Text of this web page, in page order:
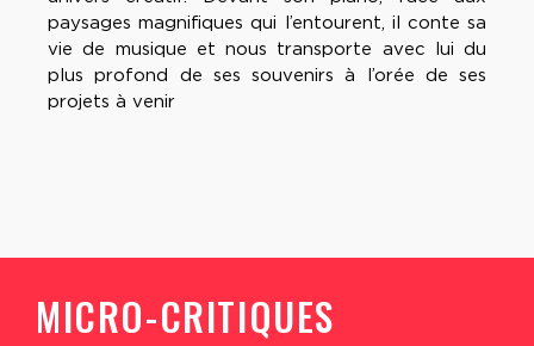
paysages magnifiques qui l’entourent, il conte sa
vie de musique et nous transporte avec lui du
plus profond de ses souvenirs à l’orée de ses
projets à venir
MICRO-CRITIQUES